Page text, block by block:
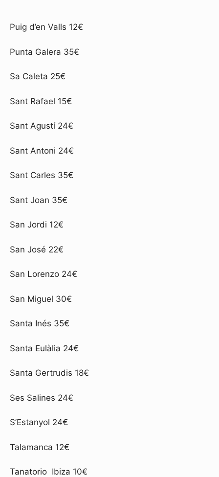
Puig d’en Valls 12€
Punta Galera 35€
Sa Caleta 25€
Sant Rafael 15€
Sant Agustí 24€
Sant Antoni 24€
Sant Carles 35€
Sant Joan 35€
San Jordi 12€
San José 22€
San Lorenzo 24€
San Miguel 30€
Santa Inés 35€
Santa Eulàlia 24€
Santa Gertrudis 18€
Ses Salines 24€
S’Estanyol 24€
Talamanca 12€
Tanatorio Ibiza 10€